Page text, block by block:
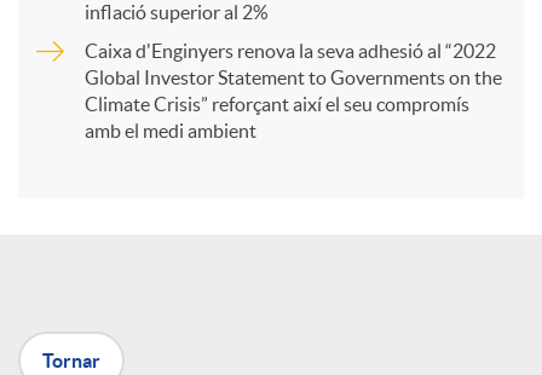
X
inflació superior al 2%
Caixa d'Enginyers renova la seva adhesió al “2022
Global Investor Statement to Governments on the
Climate Crisis” reforçant així el seu compromís
amb el medi ambient
Tornar